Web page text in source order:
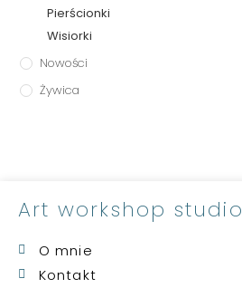
Pierścionki
Wisiorki
Nowości
Żywica
Art workshop studio
O mnie
Kontakt